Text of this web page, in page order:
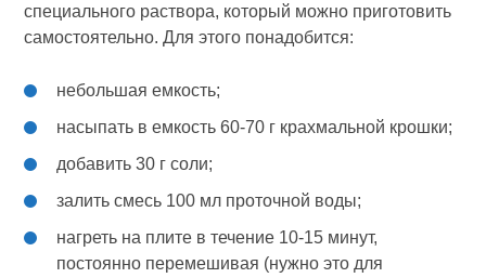
специального раствора, который можно приготовить
самостоятельно. Для этого понадобится:
небольшая емкость;
насыпать в емкость 60-70 г крахмальной крошки;
добавить 30 г соли;
залить смесь 100 мл проточной воды;
нагреть на плите в течение 10-15 минут,
постоянно перемешивая (нужно это для